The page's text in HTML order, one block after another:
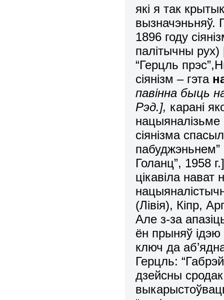
які я так
вызначэньняў.
1896 году
палітычны рух)
“Герцль
сіянізм – гэта
павінна быць
Рэд.], карані
нацыяналізьме
сіянізма
пабуджэньнем”
Голанц”, 1958
цікавіла нават
(Лівія), Кіпр,
Але з-за
ён прыняў ідэю
ключ да
Герцль:
дзейсны